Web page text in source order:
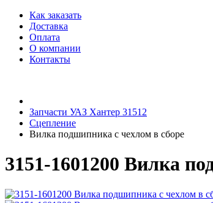
Как заказать
Доставка
Оплата
О компании
Контакты
Запчасти УАЗ Хантер 31512
Сцепление
Вилка подшипника с чехлом в сборе
3151-1601200 Вилка